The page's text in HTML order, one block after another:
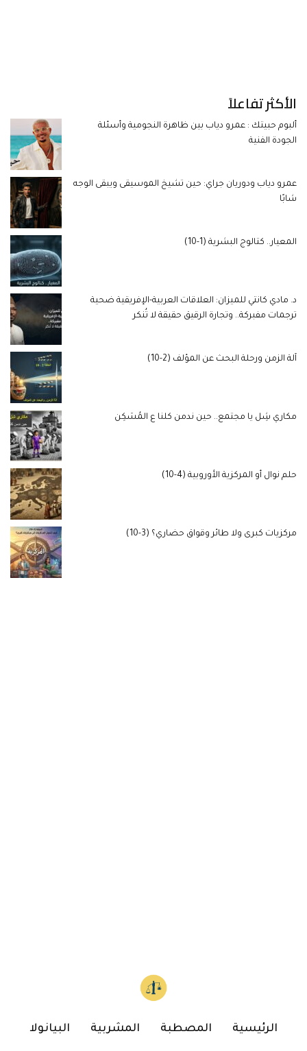
الأكثر تفاعلاً
ألبوم حبيتك : عمرو دياب بين ظاهرة النجومية وأسئلة
الجودة الفنية
عمرو دياب ودوريان جراي: حين تشيخ الموسيقى ويبقى الوجه
شابًا
المعيار.. كتالوج البشرية (1-10)
د. مادي كانتي للميزان: العلاقات العربية-الإفريقية ضحية
ترجمات مفبركة.. وتجارة الرقيق حقيقة لا تُنكر
آلة الزمن ورحلة البحث عن المؤلف (2-10)
مكاري شِل يا مجتمع.. حين ندمن كلنا ع المُسَكِن
حلم نوال أو المركزية الأوروبية (4-10)
مركزيات كبرى ولا طائر وقواق حضاري؟ (3-10)
الرئيسية المصطبة المشربية البيانولا